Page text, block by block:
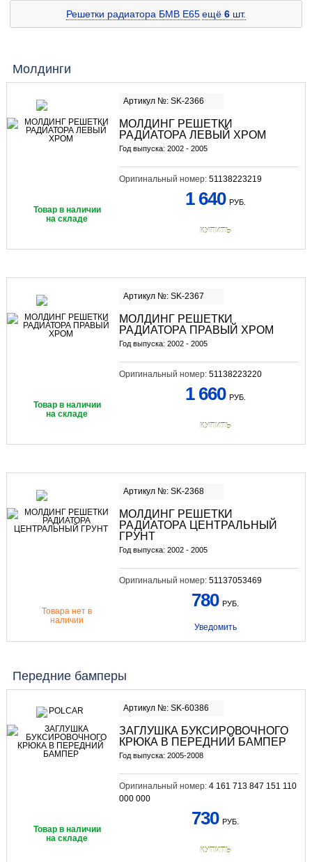
Решетки радиатора БМВ E65ещё 6 шт.
Молдинги
Артикул №: SK-2366
МОЛДИНГ РЕШЕТКИ
РАДИАТОРА ЛЕВЫЙ ХРОМ
Год выпуска: 2002 - 2005
Оригинальный номер: 51138223219
Товар в наличии
на складе
1 640 РУБ.
КУПИТЬ
Артикул №: SK-2367
МОЛДИНГ РЕШЕТКИ
РАДИАТОРА ПРАВЫЙ ХРОМ
Год выпуска: 2002 - 2005
Оригинальный номер: 51138223220
Товар в наличии
на складе
1 660 РУБ.
КУПИТЬ
Артикул №: SK-2368
МОЛДИНГ РЕШЕТКИ
РАДИАТОРА ЦЕНТРАЛЬНЫЙ
ГРУНТ
Год выпуска: 2002 - 2005
Оригинальный номер: 51137053469
Товара нет в
наличии
780 РУБ.
Уведомить
Передние бамперы
Артикул №: SK-60386
ЗАГЛУШКА БУКСИРОВОЧНОГО
КРЮКА В ПЕРЕДНИЙ БАМПЕР
Год выпуска: 2005-2008
Оригинальный номер: 4 161 713 847 151 110
000 000
Товар в наличии
на складе
730 РУБ.
КУПИТЬ